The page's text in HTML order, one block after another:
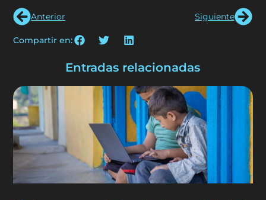
Anterior Siguiente
Compartir en:
Entradas relacionadas